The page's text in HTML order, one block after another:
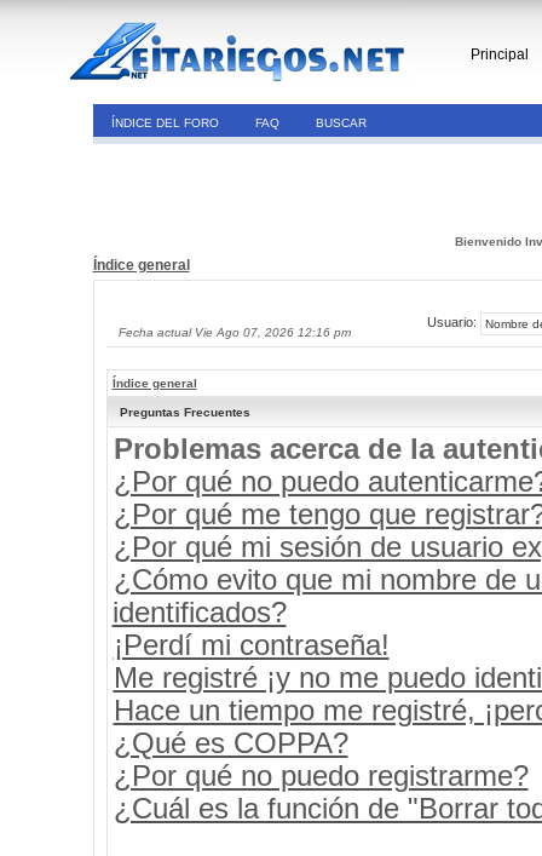
Principal
ÍNDICE DEL FORO FAQ BUSCAR
Bienvenido
Índice general
Fecha actual Vie Ago 07, 2026 12:16 pm
Usuario:
Índice general
Preguntas Frecuentes
Problemas acerca de la
¿Por qué no puedo
¿Por qué me tengo que
¿Por qué mi sesión de usuario
¿Cómo evito que mi nombre de
identificados?
¡Perdí mi contraseña!
Me registré ¡y no me puedo
Hace un tiempo me registré,
¿Qué es COPPA?
¿Por qué no puedo registrarme?
¿Cuál es la función de "Borrar